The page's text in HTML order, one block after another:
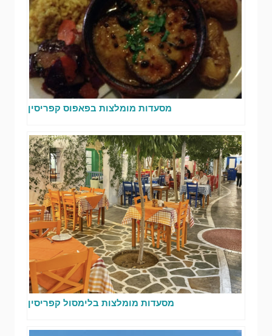
מסעדות מומלצות בפאפוס קפריסין
מסעדות מומלצות בלימסול קפריסין